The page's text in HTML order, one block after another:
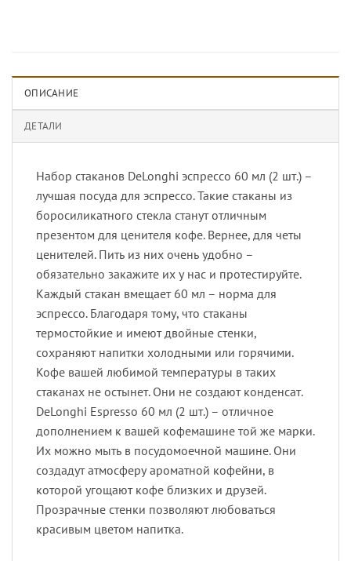
ОПИСАНИЕ
ДЕТАЛИ
Набор стаканов DeLonghi эспрессо 60 мл (2 шт.) –
лучшая посуда для эспрессо. Такие стаканы из
боросиликатного стекла станут отличным
презентом для ценителя кофе. Вернее, для четы
ценителей. Пить из них очень удобно –
обязательно закажите их у нас и протестируйте.
Каждый стакан вмещает 60 мл – норма для
эспрессо. Благодаря тому, что стаканы
термостойкие и имеют двойные стенки,
сохраняют напитки холодными или горячими.
Кофе вашей любимой температуры в таких
стаканах не остынет. Они не создают конденсат.
DeLonghi Espresso 60 мл (2 шт.) – отличное
дополнением к вашей кофемашине той же марки.
Их можно мыть в посудомоечной машине. Они
создадут атмосферу ароматной кофейни, в
которой угощают кофе близких и друзей.
Прозрачные стенки позволяют любоваться
красивым цветом напитка.